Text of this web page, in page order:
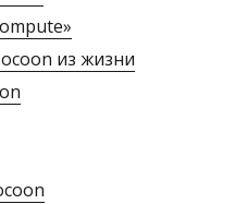
из жизни